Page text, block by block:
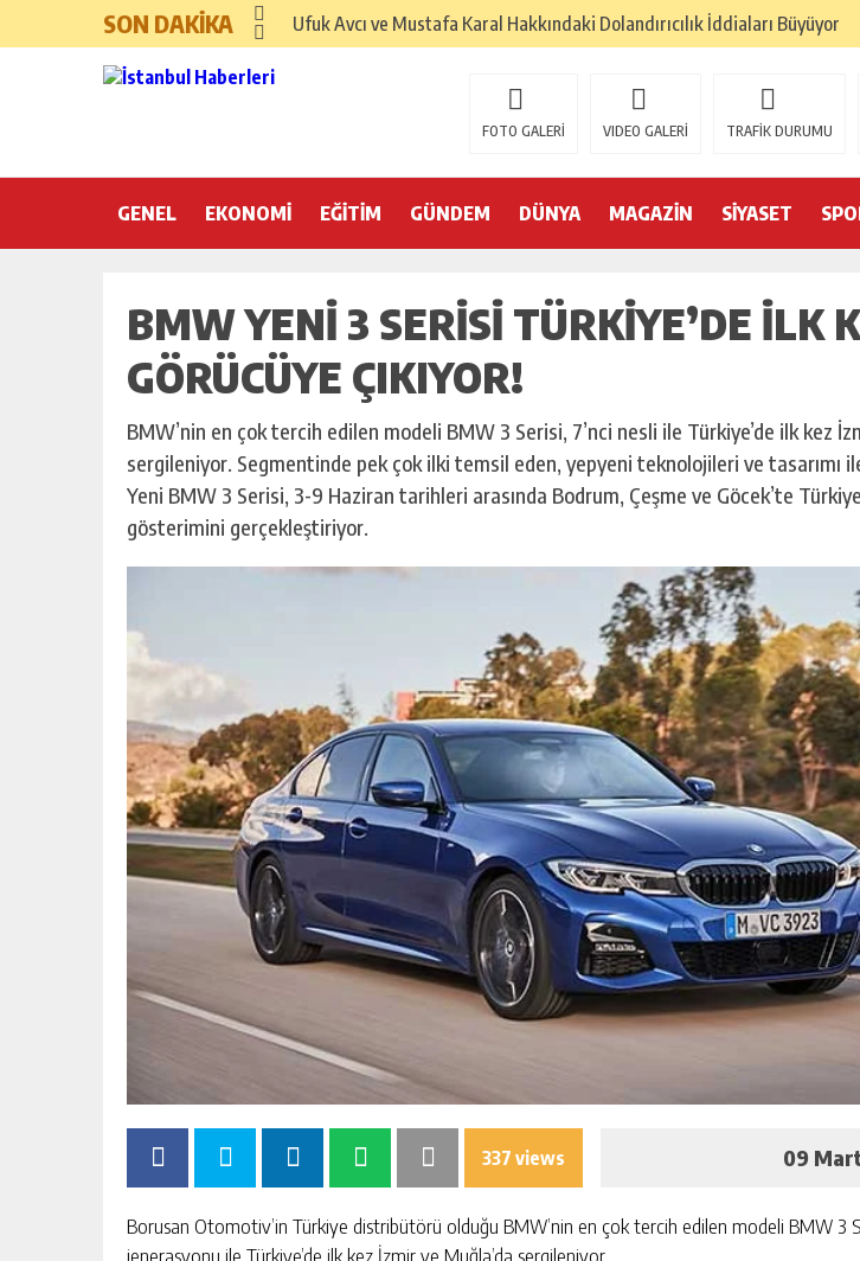
SON DAKİKA
Ufuk Avcı ve Mustafa Karal Hakkındaki Dolandırıcılık İddiaları Büyüyor
Sinemada Yapay Zeka Sempozyumu Beyoğlu’nda Düzenleniyor
İspanya Sağlık Turizminde 2026 Hedeflerini Büyütüyor
SANAYİ VE TİCARET KONFEDERASYONU SANKON DAN HALİL FALYALI
AKADEMİDE VE SEKTÖRDE DEPREM: KONFEDERASYON BAŞKANI
FOTO GALERİ VIDEO GALERİ TRAFİK DURUMU
GENEL EKONOMİ EĞİTİM GÜNDEM DÜNYA MAGAZİN SİYASET
BMW YENI 3 SERISI TÜRKIYE’DE ILK
GÖRÜCÜYE ÇIKIYOR!
BMW’nin en çok tercih edilen modeli BMW 3 Serisi, 7’nci nesli ile Türkiye’de ilk kez
sergileniyor. Segmentinde pek çok ilki temsil eden, yepyeni teknolojileri ve tasarımı
Yeni BMW 3 Serisi, 3-9 Haziran tarihleri arasında Bodrum, Çeşme ve Göcek’te
gösterimini gerçekleştiriyor.
337 views 09
Borusan Otomotiv’in Türkiye distribütörü olduğu BMW’nin en çok tercih edilen modeli BMW 3
jenerasyonu ile Türkiye’de ilk kez İzmir ve Muğla’da sergileniyor.
“ÇANAKKALE, BIR MILLETIN YENIDEN
DOĞUŞUDUR”
DAYANIŞMA ÖNE ÇIKTI